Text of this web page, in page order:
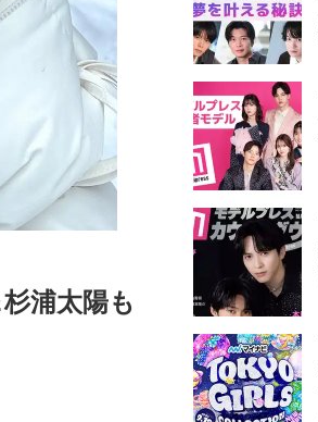
浦太陽も